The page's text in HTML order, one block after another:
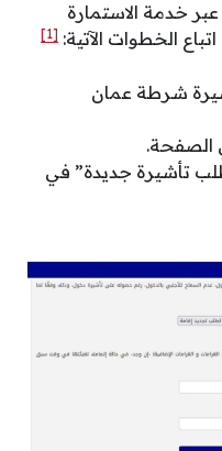
عبر خدمة الاستمارة
الخطوات الآتية: [1]
شرطة عمان
الصفحة.
تأشيرة جديدة” في